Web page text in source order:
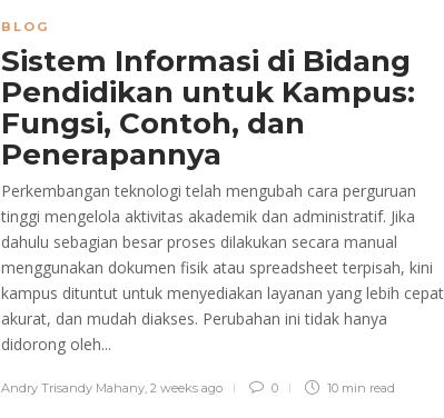
BLOG
Sistem Informasi di Bidang
Pendidikan untuk Kampus:
Fungsi, Contoh, dan
Penerapannya
Perkembangan teknologi telah mengubah cara perguruan
tinggi mengelola aktivitas akademik dan administratif. Jika
dahulu sebagian besar proses dilakukan secara manual
menggunakan dokumen fisik atau spreadsheet terpisah, kini
kampus dituntut untuk menyediakan layanan yang lebih
akurat, dan mudah diakses. Perubahan ini tidak hanya
didorong oleh...
Andry Trisandy Mahany 2 weeks ago 0 10 min read